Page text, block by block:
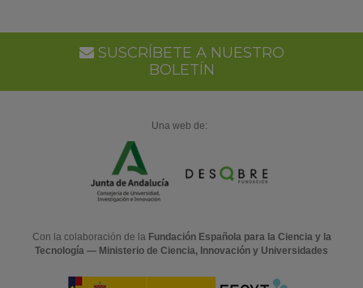
SUSCRÍBETE A NUESTRO
BOLETÍN
Una web de:
Con la colaboración de la Fundación Española para la Ciencia y la
Tecnología — Ministerio de Ciencia, Innovación y Universidades